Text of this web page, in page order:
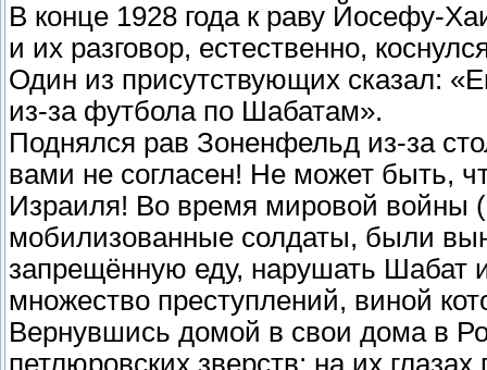
В конце 1928 года к раву Йосефу-
и их разговор, естественно,
Один из присутствующих сказал:
из-за футбола по Шабатам».
Поднялся рав Зоненфельд из-за
вами не согласен! Не может быть,
Израиля! Во время мировой войны
мобилизованные солдаты, были
запрещённую еду, нарушать Шабат
множество преступлений, виной
Вернувшись домой в свои дома в
петлюровских зверств: на их